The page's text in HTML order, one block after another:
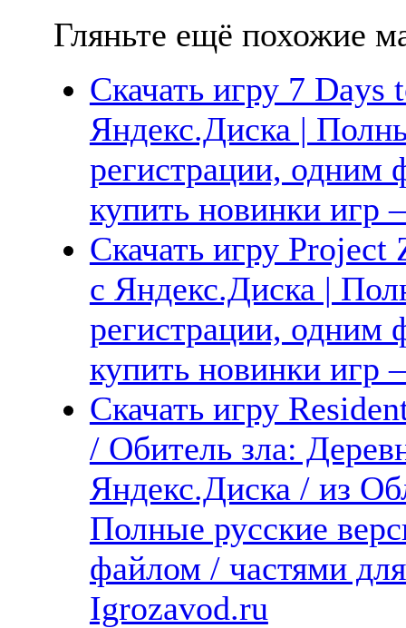
Гляньте ещё похожие
Скачать игру 7
Яндекс.Диска |
регистрации, одним
купить новинки
Скачать игру
с Яндекс.Диска |
регистрации, одним
купить новинки
Скачать игру
/ Обитель зла:
Яндекс.Диска / из
Полные русские
файлом / частями
Igrozavod.ru